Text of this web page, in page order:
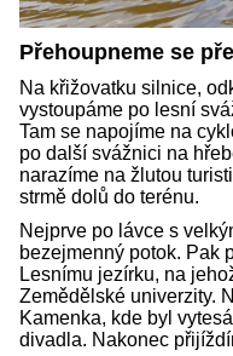
Přehoupneme se
Na křižovatku silnice,
vystoupáme po lesní
Tam se napojíme na
po další svážnici na
narazíme na žlutou
strmě dolů do terénu.
Nejprve po lávce s
bezejmenný potok. Pak
Lesnímu jezírku, na
Zemědělské univerzity.
Kamenka, kde byl
divadla. Nakonec